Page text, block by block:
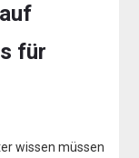
für
wissen müssen